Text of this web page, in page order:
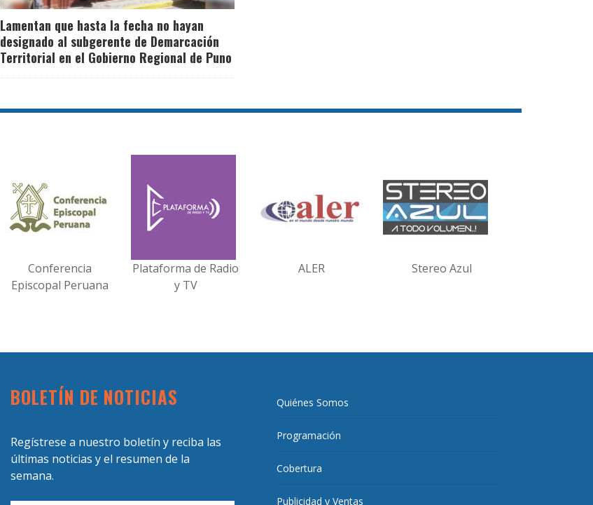
Lamentan que hasta la fecha no hayan
designado al subgerente de Demarcación
Territorial en el Gobierno Regional de Puno
Conferencia
Episcopal Peruana
Plataforma de Radio
y TV
ALER Stereo Azul
BOLETÍN DE NOTICIAS
Regístrese a nuestro boletín y reciba las
últimas noticias y el resumen de la
semana.
Quiénes Somos
Programación
Cobertura
Publicidad y Ventas